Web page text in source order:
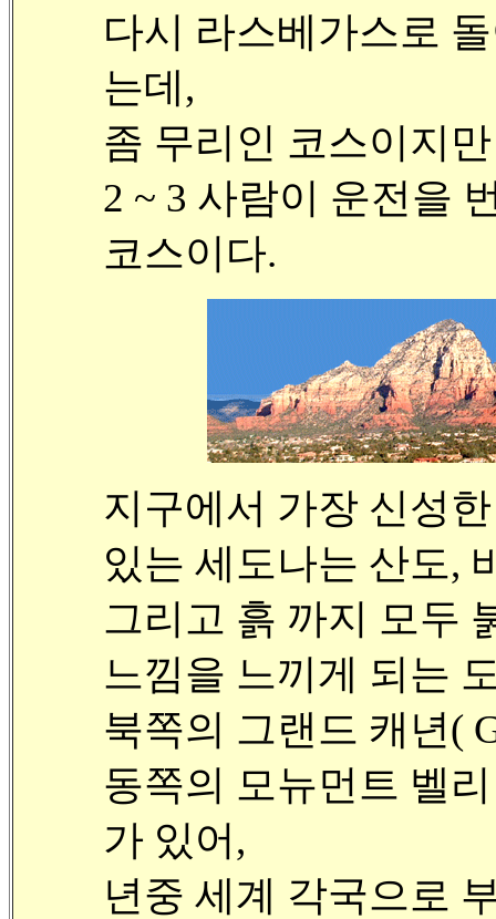
다시 라스베가스로
는데,
좀 무리인 코스이지만
2 ~ 3 사람이 운전을
코스이다.
지구에서 가장 신성
있는 세도나는 산도,
그리고 흙 까지 모두
느낌을 느끼게 되는
북쪽의 그랜드 캐년(
동쪽의 모뉴먼트 벨
가 있어,
년중 세계 각국으로